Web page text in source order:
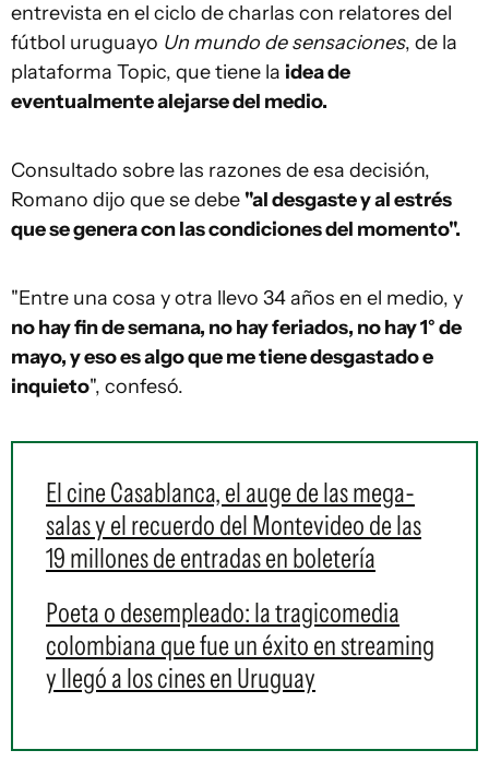
entrevista en el ciclo de charlas con relatores del
fútbol uruguayo Un mundo de sensaciones, de la
plataforma Topic, que tiene la idea de
eventualmente alejarse del medio.
Consultado sobre las razones de esa decisión,
Romano dijo que se debe "al desgaste y al estrés
que se genera con las condiciones del momento".
"Entre una cosa y otra llevo 34 años en el medio, y
no hay fin de semana, no hay feriados, no hay 1° de
mayo, y eso es algo que me tiene desgastado e
inquieto", confesó.
El cine Casablanca, el auge de las mega-
salas y el recuerdo del Montevideo de las
19 millones de entradas en boletería
Poeta o desempleado: la tragicomedia
colombiana que fue un éxito en streaming
y llegó a los cines en Uruguay